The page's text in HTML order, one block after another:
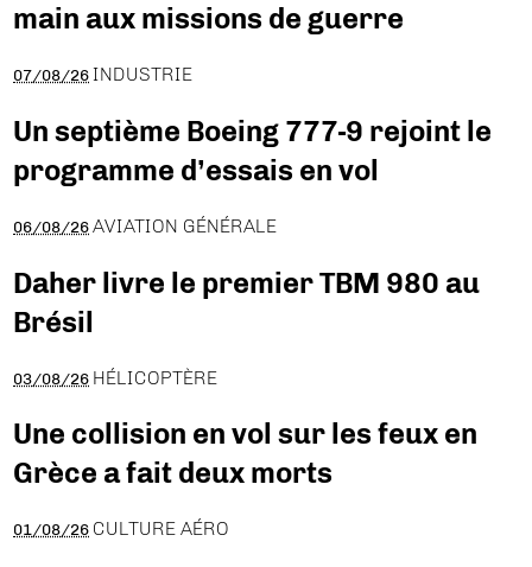
main aux missions de guerre
07/08/26 INDUSTRIE
Un septième Boeing 777-9 rejoint le
programme d’essais en vol
06/08/26 AVIATION GÉNÉRALE
Daher livre le premier TBM 980 au
Brésil
03/08/26 HÉLICOPTÈRE
Une collision en vol sur les feux en
Grèce a fait deux morts
01/08/26 CULTURE AÉRO